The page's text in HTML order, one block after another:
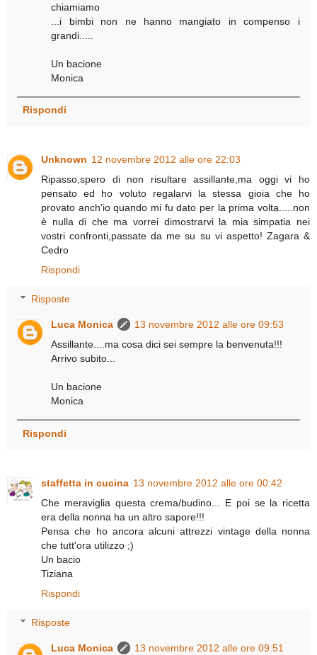
chiamiamo
...i bimbi non ne hanno mangiato in compenso i
grandi.....
Un bacione
Monica
Rispondi
Unknown 12 novembre 2012 alle ore 22:03
Ripasso,spero di non risultare assillante,ma oggi vi ho
pensato ed ho voluto regalarvi la stessa gioia che ho
provato anch'io quando mi fu dato per la prima volta.....non
è nulla di che ma vorrei dimostrarvi la mia simpatia nei
vostri confronti,passate da me su su vi aspetto! Zagara &
Cedro
Rispondi
Risposte
Luca Monica
13 novembre 2012 alle ore 09:53
Assillante....ma cosa dici sei sempre la benvenuta!!!
Arrivo subito...
Un bacione
Monica
Rispondi
staffetta in cucina 13 novembre 2012 alle ore 00:42
Che meraviglia questa crema/budino... E poi se la ricetta
era della nonna ha un altro sapore!!!
Pensa che ho ancora alcuni attrezzi vintage della nonna
che tutt'ora utilizzo ;)
Un bacio
Tiziana
Rispondi
Risposte
Luca Monica
13 novembre 2012 alle ore 09:51